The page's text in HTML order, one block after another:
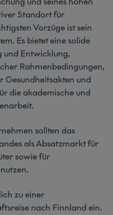
Standort für
Vorzüge ist sein
Es bietet eine solide
Entwicklung,
Rahmenbedingungen,
Gesundheitsakten und
die akademische und
sollten das
als Absatzmarkt für
sowie für
zu einer
nach Finnland ein.